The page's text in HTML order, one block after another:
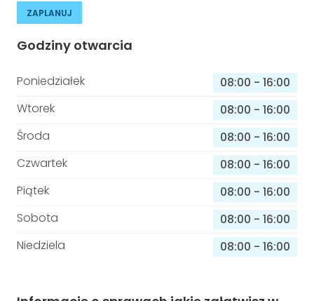
ZAPLANUJ
Godziny otwarcia
Poniedziałek 08:00 - 16:00
Wtorek
08:00 - 16:00
Środa
08:00 - 16:00
Czwartek
08:00 - 16:00
Piątek
08:00 - 16:00
Sobota
08:00 - 16:00
Niedziela
08:00 - 16:00